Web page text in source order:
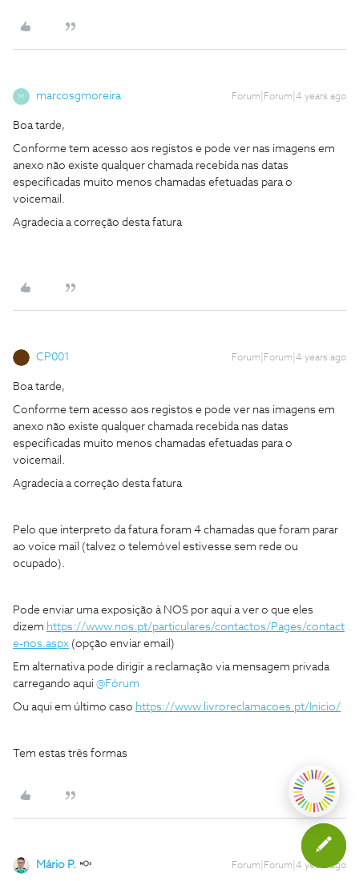
M marcosgmoreira Forum|Forum|4 years ago
Boa tarde,
Conforme tem acesso aos registos e pode ver nas imagens em
anexo não existe qualquer chamada recebida nas datas
especificadas muito menos chamadas efetuadas para o
voicemail.
Agradecia a correção desta fatura
CP001 Forum|Forum|4 years ago
Boa tarde,
Conforme tem acesso aos registos e pode ver nas imagens em
anexo não existe qualquer chamada recebida nas datas
especificadas muito menos chamadas efetuadas para o
voicemail.
Agradecia a correção desta fatura
Pelo que interpreto da fatura foram 4 chamadas que foram parar
ao voice mail (talvez o telemóvel estivesse sem rede ou
ocupado).
Pode enviar uma exposição à NOS por aqui a ver o que eles
dizem https://www.nos.pt/particulares/contactos/Pages/contact
e-nos.aspx (opção enviar email)
Em alternativa pode dirigir a reclamação via mensagem privada
carregando aqui @Fórum
Ou aqui em último caso https://www.livroreclamacoes.pt/Inicio/
Tem estas três formas
Mário P. Forum|Forum|4 years ago